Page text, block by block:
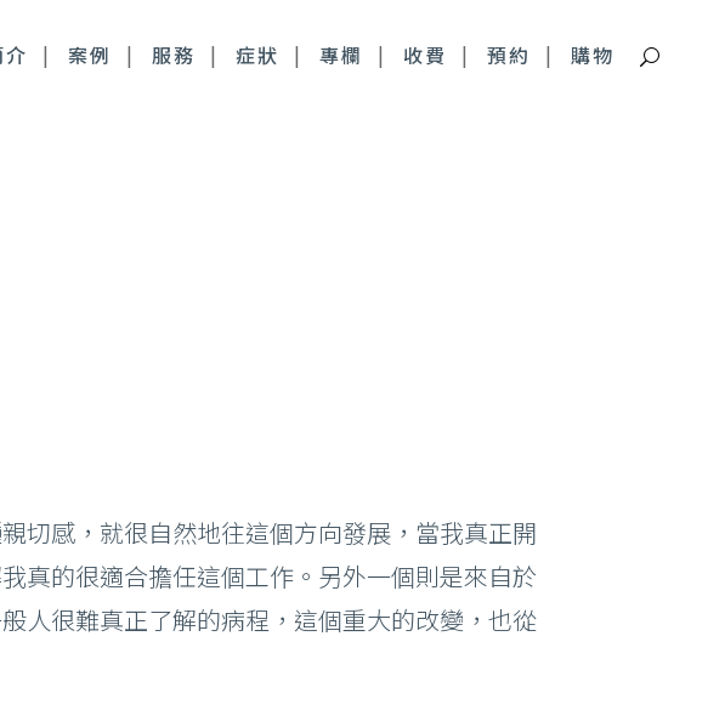
案例 服務 症狀 專欄 收費 預約 購物
切感，就很自然地往這個方向發展，當我真正開
真的很適合擔任這個工作。另外一個則是來自於
人很難真正了解的病程，這個重大的改變，也從